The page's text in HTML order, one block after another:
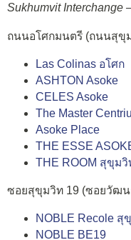
Sukhumvit Interchange
ถนนอโศกมนตรี (ถนนสุขุ
Las Colinas อโศก
ASHTON Asoke
CELES Asoke
The Master
Asoke Place
THE ESSE
THE ROOM สุขุมวิ
ซอยสุขุมวิท 19 (ซอยวัฒ
NOBLE Recole สุ
NOBLE BE19